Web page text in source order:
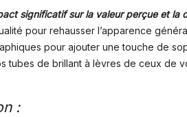
significatif sur la valeur perçue et
pour rehausser l’apparence
pour ajouter une touche de
tubes de brillant à lèvres de ceux de
: